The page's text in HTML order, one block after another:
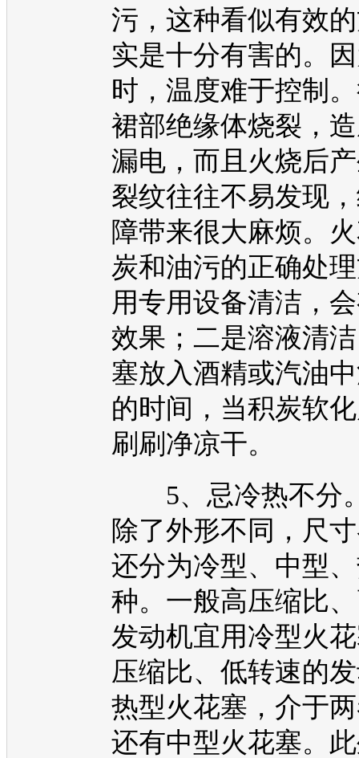
污，这种看似有效
实是十分有害的。
时，温度难于控制
裙部绝缘体烧裂，
漏电，而且火烧后
裂纹往往不易发现
障带来很大麻烦。
炭和油污的正确处
用专用设备清洁，
效果；二是溶液清
塞放入酒精或汽油
的时间，当积炭软
刷刷净凉干。
5、忌冷热不分
除了外形不同，尺
还分为冷型、中型
种。一般高压缩比
发动机宜用冷型火
压缩比、低转速的
热型火花塞，介于
还有中型火花塞。